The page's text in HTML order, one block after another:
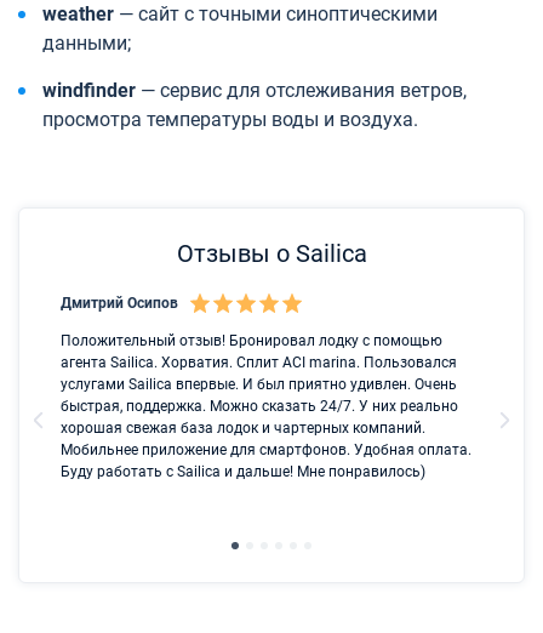
weather — сайт с точными синоптическими
данными;
windfinder — сервис для отслеживания ветров,
просмотра температуры воды и воздуха.
Отзывы о Sailica
Дмитрий Осипов
Положительный отзыв! Бронировал лодку с помощью
агента Sailica. Хорватия. Сплит ACI marina. Пользовался
услугами Sailica впервые. И был приятно удивлен. Очень
быстрая, поддержка. Можно сказать 24/7. У них реально
хорошая свежая база лодок и чартерных компаний.
Мобильнее приложение для смартфонов. Удобная оплата.
Буду работать с Sailica и дальше! Мне понравилось)